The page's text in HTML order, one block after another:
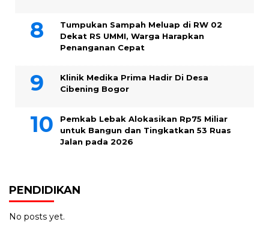
Tumpukan Sampah Meluap di RW 02
Dekat RS UMMI, Warga Harapkan
Penanganan Cepat
Klinik Medika Prima Hadir Di Desa
Cibening Bogor
Pemkab Lebak Alokasikan Rp75 Miliar
untuk Bangun dan Tingkatkan 53 Ruas
Jalan pada 2026
PENDIDIKAN
No posts yet.